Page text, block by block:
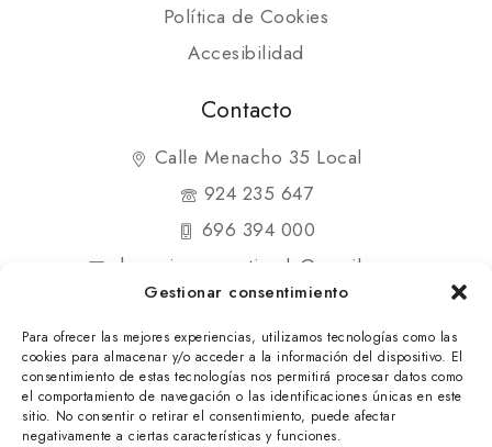
Gestionar consentimiento
Para ofrecer las mejores experiencias, utilizamos tecnologías como las
cookies para almacenar y/o acceder a la información del dispositivo. El
consentimiento de estas tecnologías nos permitirá procesar datos como
el comportamiento de navegación o las identificaciones únicas en este
sitio. No consentir o retirar el consentimiento, puede afectar
negativamente a ciertas características y funciones.
Política de Cookies
Accesibilidad
Contacto
Calle Menacho 35 Local
924 235 647
696 394 000
shopmipequenatienda@gmail.com
© 2025 Mi Pequeña Tienda. Todos los derechos
reservados